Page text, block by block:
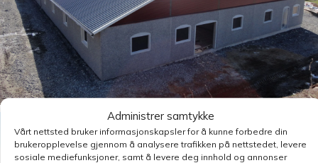
Administrer samtykke
Vårt nettsted bruker informasjonskapsler for å kunne forbedre din
brukeropplevelse gjennom å analysere trafikken på nettstedet, levere
sosiale mediefunksjoner, samt å levere deg innhold og annonser